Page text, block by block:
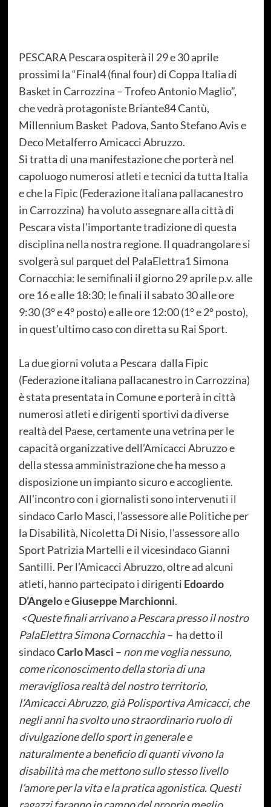
PESCARA Pescara ospiterà il 29 e 30 aprile
prossimi la “Final4 (final four) di Coppa Italia di
Basket in Carrozzina – Trofeo Antonio Maglio”,
che vedrà protagoniste Briante84 Cantù,
Millennium Basket Padova, Santo Stefano Avis e
Deco Metalferro Amicacci Abruzzo.
Si tratta di una manifestazione che porterà nel
capoluogo numerosi atleti e tecnici da tutta Italia
e che la Fipic (Federazione italiana pallacanestro
in Carrozzina) ha voluto assegnare alla città di
Pescara vista l’importante tradizione di questa
disciplina nella nostra regione. Il quadrangolare si
svolgerà sul parquet del PalaElettra1 Simona
Cornacchia: le semifinali il giorno 29 aprile p.v. alle
ore 16 e alle 18:30; le finali il sabato 30 alle ore
9:30 (3° e 4° posto) e alle ore 12:00 (1° e 2° posto),
in quest’ultimo caso con diretta su Rai Sport.
La due giorni voluta a Pescara dalla Fipic
(Federazione italiana pallacanestro in Carrozzina)
è stata presentata in Comune e porterà in città
numerosi atleti e dirigenti sportivi da diverse
realtà del Paese, certamente una vetrina per le
capacità organizzative dell’Amicacci Abruzzo e
della stessa amministrazione che ha messo a
disposizione un impianto sicuro e accogliente.
All’incontro con i giornalisti sono intervenuti il
sindaco Carlo Masci, l’assessore alle Politiche per
la Disabilità, Nicoletta Di Nisio, l’assessore allo
Sport Patrizia Martelli e il vicesindaco Gianni
Santilli. Per l’Amicacci Abruzzo, oltre ad alcuni
atleti, hanno partecipato i dirigenti Edoardo
D’AngeloeGiuseppe Marchionni.
<Queste finali arrivano a Pescara presso il nostro
PalaElettra Simona Cornacchia – ha detto il
sindacoCarlo Masci – non me voglia nessuno,
come riconoscimento della storia di una
meravigliosa realtà del nostro territorio,
l’Amicacci Abruzzo, già Polisportiva Amicacci, che
negli anni ha svolto uno straordinario ruolo di
divulgazione dello sport in generale e
naturalmente a beneficio di quanti vivono la
disabilità ma che mettono sullo stesso livello
l’amore per la vita e la pratica agonistica. Questi